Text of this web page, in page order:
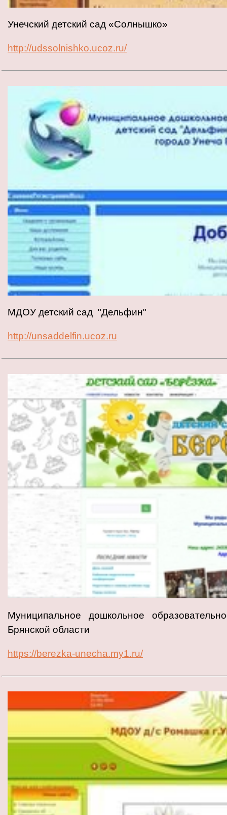
Унечский детский сад «Солнышко»
http://udssolnishko.ucoz.ru/
МДОУ детский сад "Дельфин"
http://unsaddelfin.ucoz.ru
Муниципальное дошкольное
Брянской области
https://berezka-unecha.my1.ru/